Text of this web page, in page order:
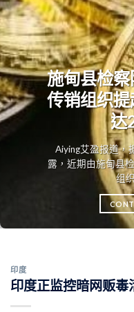
施甸县检
传销组织
达
Aiying艾盈报道，
露，近期由施甸县
组
印度
印度正监控暗网贩毒